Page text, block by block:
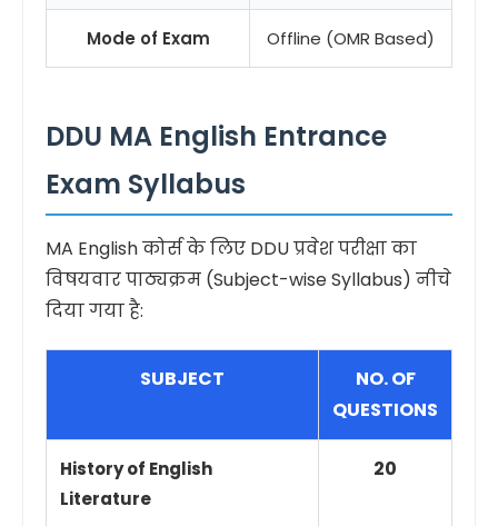
Mode of Exam Offline (OMR Based)
DDU MA English Entrance
Exam Syllabus
MA English कोर्स के लिए DDU प्रवेश परीक्षा का
विषयवार पाठ्यक्रम (Subject-wise Syllabus) नीचे
दिया गया है:
SUBJECT
NO. OF
QUESTIONS
History of English
Literature
20